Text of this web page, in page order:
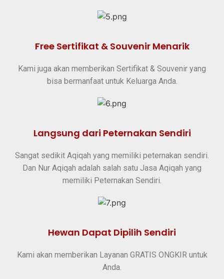
Free Sertifikat & Souvenir Menarik
Kami juga akan memberikan Sertifikat & Souvenir yang
bisa bermanfaat untuk Keluarga Anda.
Langsung dari Peternakan Sendiri
Sangat sedikit Aqiqah yang memiliki peternakan sendiri.
Dan Nur Aqiqah adalah salah satu Jasa Aqiqah yang
memiliki Peternakan Sendiri.
Hewan Dapat Dipilih Sendiri
Kami akan memberikan Layanan GRATIS ONGKIR untuk
Anda.